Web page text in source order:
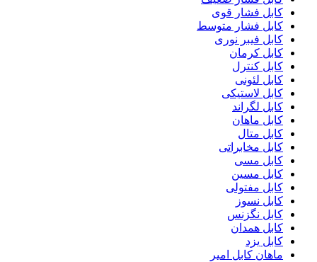
کابل فشار قوی
کابل فشار متوسط
کابل فیبر نوری
کابل کرمان
کابل کنترل
کابل لئونی
کابل لاستیکی
کابل لگراند
کابل ماهان
کابل متال
کابل مخابراتی
کابل مسی
کابل مسین
کابل مفتولی
کابل نسوز
کابل نگزنس
کابل همدان
کابل یزد
ماهان کابل امیر